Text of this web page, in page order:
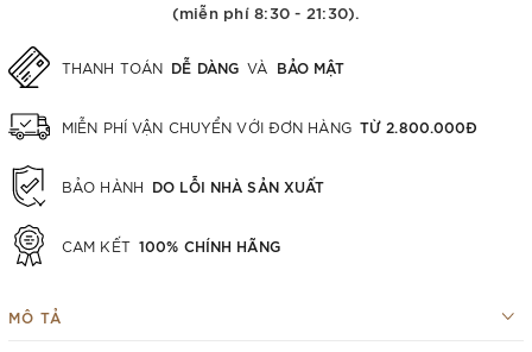
(miễn phí 8:30 - 21:30).
THANH TOÁN DỄ DÀNG VÀ BẢO MẬT
MIỄN PHÍ VẬN CHUYỂN VỚI ĐƠN HÀNG TỪ 2.800.000Đ
BẢO HÀNH DO LỖI NHÀ SẢN XUẤT
CAM KẾT 100% CHÍNH HÃNG
MÔ TẢ